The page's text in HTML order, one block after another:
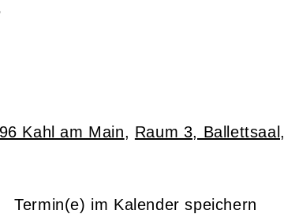
Kahl am Main, Raum 3, Ballettsaal,
Termin(e) im Kalender speichern